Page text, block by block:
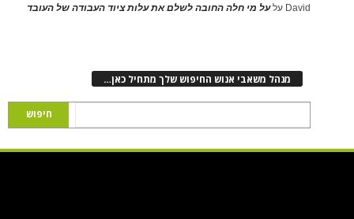
David עלעל מי חלה החובה לשלם את עלות ציוד העבודה של העובד
מנהל משאבי אנוש החיפוש שלך מתחיל כאן…